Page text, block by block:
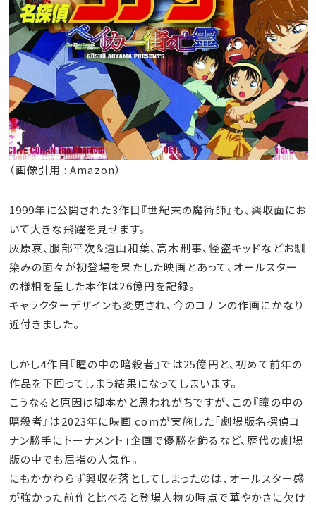
（画像引用 : Amazon）
1999年に公開された3作目『世紀末の魔術師』も、興収面にお
いて大きな飛躍を見せます。
灰原哀、服部平次＆遠山和葉、高木刑事、怪盗キッドなどお馴
染みの面々が初登場を果たした映画とあって、オールスター
の様相を呈した本作は26億円を記録。
キャラクターデザインも変更され、今のコナンの作画にかなり
近付きました。
しかし4作目『瞳の中の暗殺者』では25億円と、初めて前年の
作品を下回ってしまう結果になってしまいます。
こうなると原因は脚本かと思われがちですが、この『瞳の中の
暗殺者』は2023年に映画.comが実施した「劇場版名探偵コ
ナン勝手にトーナメント」企画で優勝を飾るなど、歴代の劇場
版の中でも屈指の人気作。
にもかかわらず興収を落としてしまったのは、オールスター感
が強かった前作と比べると登場人物の時点で華やかさに欠け